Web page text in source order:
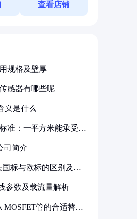
查看店铺
规格及壁厚
感器有哪些呢
义是什么
准：一平方米能承受多
司简介
国标与欧标的区别及其
参数及载流量解析
MOSFET管的合适替代